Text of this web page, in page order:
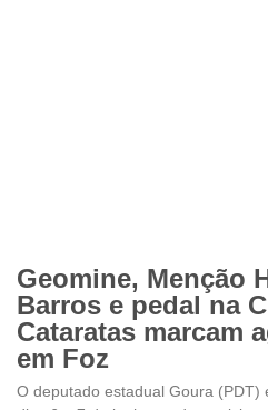
Geomine, Menção
Barros e pedal na
Cataratas marcam
em Foz
O deputado estadual Goura